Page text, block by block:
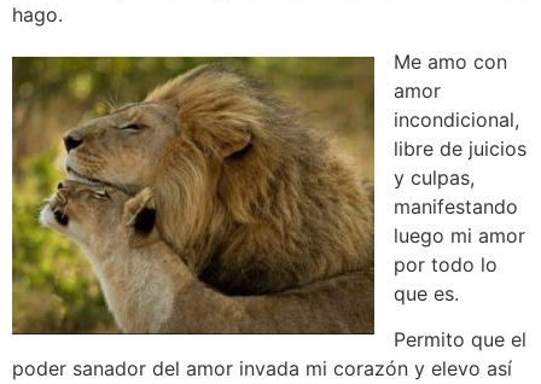
hago.
Me amo con
amor
incondicional,
libre de juicios
y culpas,
manifestando
luego mi amor
por todo lo
que es.
Permito que el
poder sanador del amor invada mi corazón y elevo así